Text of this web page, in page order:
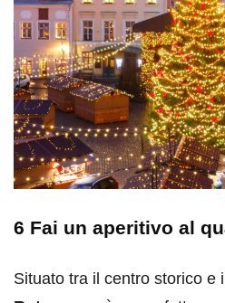
6 Fai un aperitivo al
Situato tra il centro storico e